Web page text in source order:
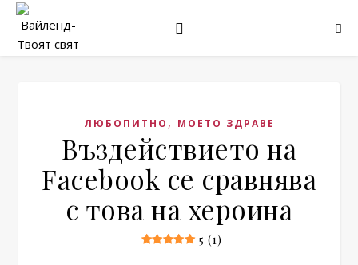
ЛЮБОПИТНО , МОЕТО ЗДРАВЕ
Въздействието на
Facebook се сравнява
с това на хероина
5 (1)